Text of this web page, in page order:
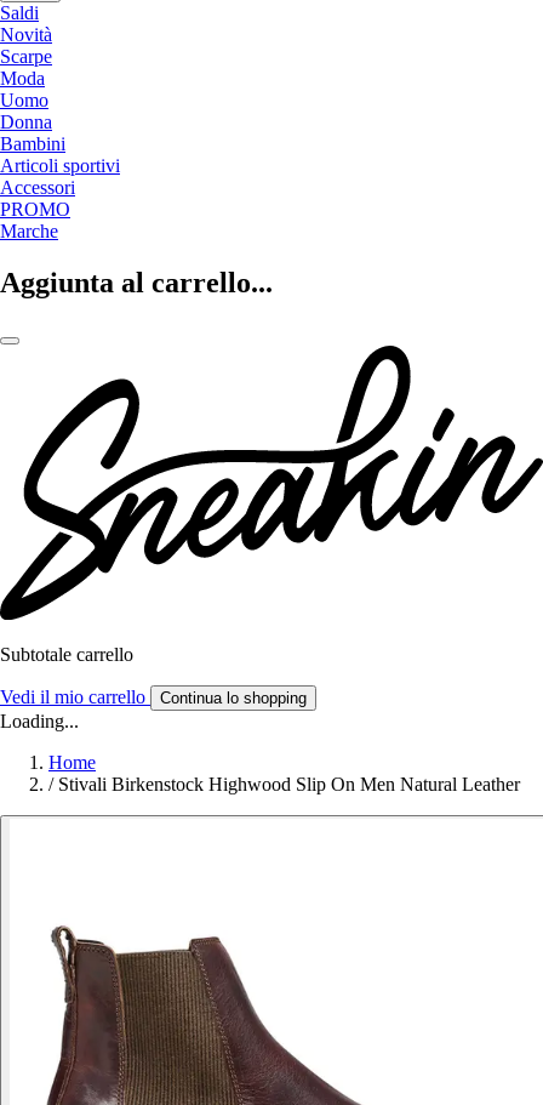
Saldi
Novità
Scarpe
Moda
Uomo
Donna
Bambini
Articoli sportivi
Accessori
PROMO
Marche
Aggiunta al carrello...
Subtotale carrello
Vedi il mio carrello Continua lo shopping
Loading...
Home
/ Stivali Birkenstock Highwood Slip On Men Natural Leather